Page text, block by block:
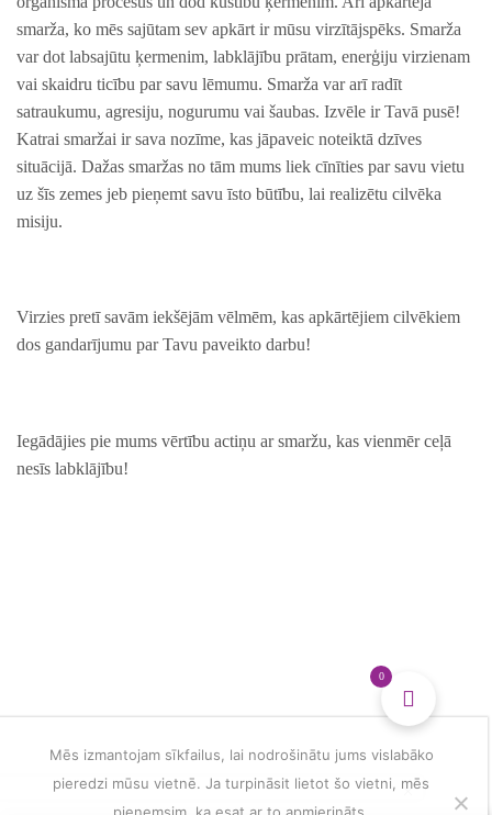
smarža, ko mēs sajūtam sev apkārt ir mūsu virzītājspēks. Smarža
var dot labsajūtu ķermenim, labklājību prātam, enerģiju virzienam
vai skaidru ticību par savu lēmumu. Smarža var arī radīt
satraukumu, agresiju, nogurumu vai šaubas. Izvēle ir Tavā pusē!
Katrai smaržai ir sava nozīme, kas jāpaveic noteiktā dzīves
situācijā. Dažas smaržas no tām mums liek cīnīties par savu vietu
uz šīs zemes jeb pieņemt savu īsto būtību, lai realizētu cilvēka
misiju.
Virzies pretī savām iekšējām vēlmēm, kas apkārtējiem cilvēkiem
dos gandarījumu par Tavu paveikto darbu!
Iegādājies pie mums vērtību actiņu ar smaržu, kas vienmēr ceļā
nesīs labklājību!
0
Mēs izmantojam sīkfailus, lai nodrošinātu jums vislabāko
pieredzi mūsu vietnē. Ja turpināsit lietot šo vietni, mēs